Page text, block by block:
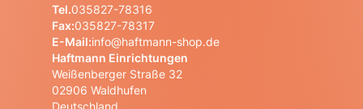
Tel.035827-78316
Fax:035827-78317
E-Mail:info@haftmann-shop.de
Haftmann Einrichtungen
Weißenberger Straße 32
02906 Waldhufen